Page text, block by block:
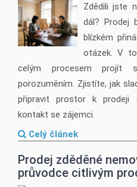
Zdědili jste
dál? Prodej
blízkém
otázek. V
celým procesem projít
porozuměním. Zjistíte, jak
připravit prostor k prodeji
kontakt se zájemci.
Celý článek
Prodej zděděné
průvodce citlivým